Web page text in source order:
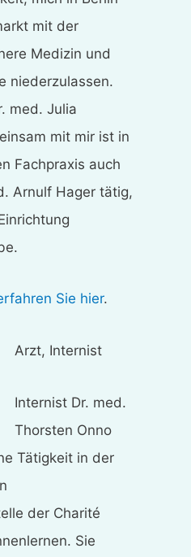
mit der
Medizin und
niederzulassen.
med. Julia
mit mir ist in
Fachpraxis auch
Arnulf Hager tätig,
Sie hier.
Arzt, Internist
Internist Dr. med.
Thorsten Onno
Tätigkeit in der
der Charité
Sie